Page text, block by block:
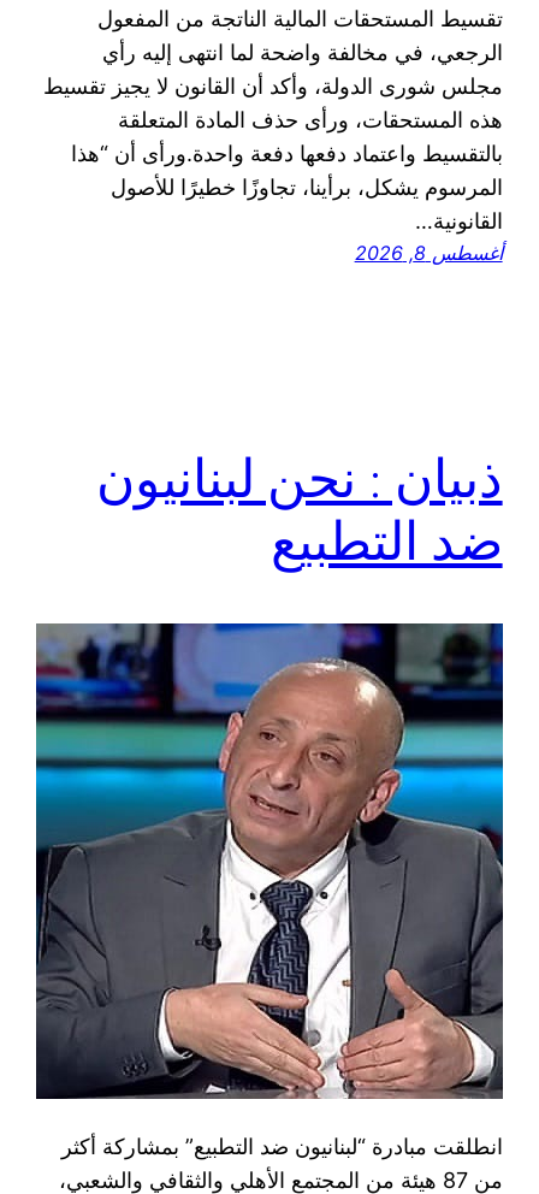
تقسيط المستحقات المالية الناتجة من المفعول
الرجعي، في مخالفة واضحة لما انتهى إليه رأي
مجلس شورى الدولة، وأكد أن القانون لا يجيز تقسيط
هذه المستحقات، ورأى حذف المادة المتعلقة
بالتقسيط واعتماد دفعها دفعة واحدة.ورأى أن “هذا
المرسوم يشكل، برأينا، تجاوزًا خطيرًا للأصول
القانونية…
أغسطس 8, 2026
ذبيان : نحن لبنانيون
ضد التطبيع
انطلقت مبادرة “لبنانيون ضد التطبيع” بمشاركة أكثر
من 87 هيئة من المجتمع الأهلي والثقافي والشعبي،